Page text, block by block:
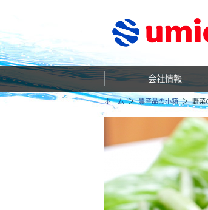
会社情報
ホーム 農産品の小箱 野菜